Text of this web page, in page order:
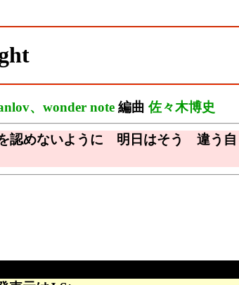
、wonder note 編曲 佐々木博史
認めないように 明日はそう 違う自